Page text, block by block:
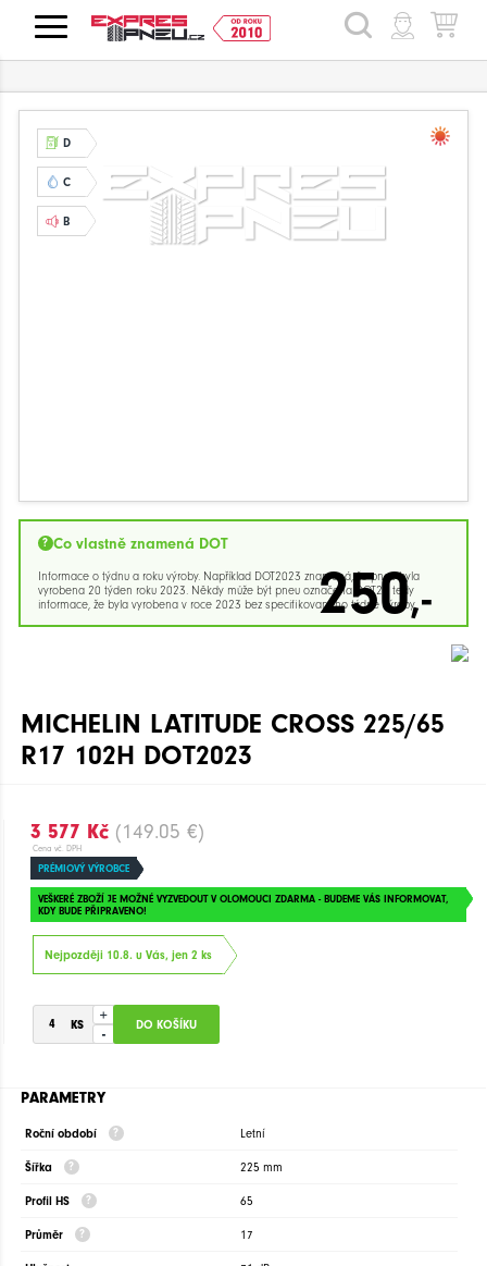
HLEDAT
D
C
B
Co vlastně znamená DOT
Informace o týdnu a roku výroby. Například DOT2023 znamená, že pneu byla
vyrobena 20 týden roku 2023. Někdy může být pneu označena DOT23 tedy
informace, že byla vyrobena v roce 2023 bez specifikovaného týdne výroby.
250,-
MICHELIN LATITUDE CROSS 225/65
R17 102H DOT2023
3 577 Kč (149.05 €)
Cena vč. DPH
PRÉMIOVÝ VÝROBCE
VEŠKERÉ ZBOŽÍ JE MOŽNÉ VYZVEDOUT V OLOMOUCI ZDARMA - BUDEME VÁS INFORMOVAT,
KDY BUDE PŘIPRAVENO!
Nejpozději 10.8. u Vás, jen 2 ks
+
-
PARAMETRY
Roční období Letní
Šířka 225 mm
Profil HS 65
Průměr 17